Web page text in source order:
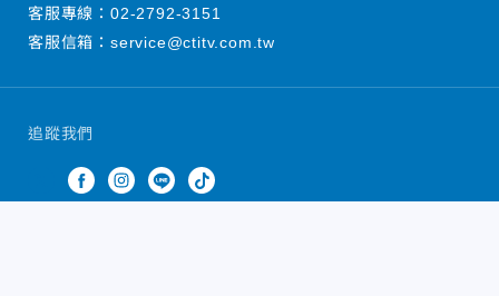
追蹤我們
客服專線： 02-2792-3151
客服信箱： service@ctitv.com.tw